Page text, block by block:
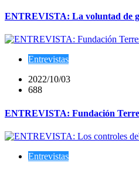
ENTREVISTA: La voluntad de
Entrevistas
2022/10/03
688
ENTREVISTA: Fundación
Entrevistas